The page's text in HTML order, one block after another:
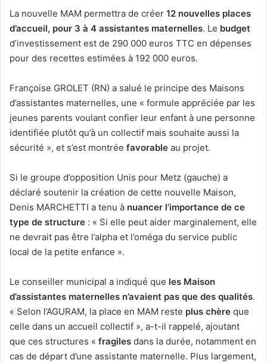
La nouvelle MAM permettra de créer 12 nouvelles places
d’accueil, pour 3 à 4 assistantes maternelles. Le budget
d’investissement est de 290 000 euros TTC en dépenses
pour des recettes estimées à 192 000 euros.
Françoise GROLET (RN) a salué le principe des Maisons
d’assistantes maternelles, une « formule appréciée par les
jeunes parents voulant confier leur enfant à une personne
identifiée plutôt qu’à un collectif mais souhaite aussi la
sécurité », et s’est montrée favorable au projet.
Si le groupe d’opposition Unis pour Metz (gauche) a
déclaré soutenir la création de cette nouvelle Maison,
Denis MARCHETTI a tenu à nuancer l’importance de ce
type de structure : « Si elle peut aider marginalement, elle
ne devrait pas être l’alpha et l’oméga du service public
local de la petite enfance ».
Le conseiller municipal a indiqué que les Maison
d’assistantes maternelles n’avaient pas que des qualités.
« Selon l’AGURAM, la place en MAM reste plus chère que
celle dans un accueil collectif », a-t-il rappelé, ajoutant
que ces structures « fragiles dans la durée, notamment en
cas de départ d’une assistante maternelle. Plus largement,